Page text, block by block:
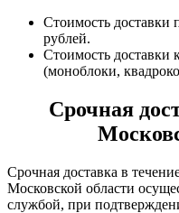
Стоимость
рублей.
Стоимость доставки
(моноблоки,
Срочная
Срочная доставка в
Московской области
службой, при